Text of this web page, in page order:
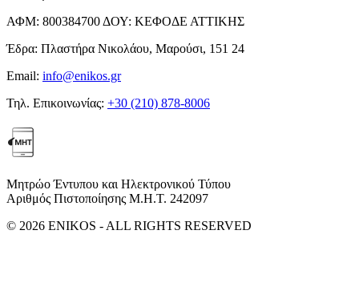
ΑΦΜ: 800384700 ΔΟΥ: ΚΕΦΟΔΕ ΑΤΤΙΚΗΣ
Έδρα: Πλαστήρα Νικολάου, Μαρούσι, 151 24
Email: info@enikos.gr
Τηλ. Επικοινωνίας: +30 (210) 878-8006
Μητρώο Έντυπου και Ηλεκτρονικού Τύπου
Αριθμός Πιστοποίησης Μ.Η.Τ. 242097
© 2026 ENIKOS - ALL RIGHTS RESERVED